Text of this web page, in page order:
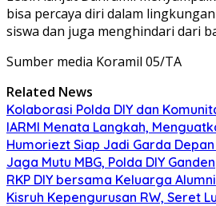
bisa percaya diri dalam
siswa dan juga menghindari dari
Sumber media Koramil 05/TA
Related News
Kolaborasi Polda DIY dan
IARMI Menata Langkah,
Humoriezt Siap Jadi Garda
Jaga Mutu MBG, Polda DIY
RKP DIY bersama Keluarga
Kisruh Kepengurusan RW, Seret